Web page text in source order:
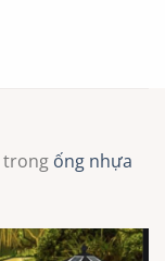
trong ống nhựa